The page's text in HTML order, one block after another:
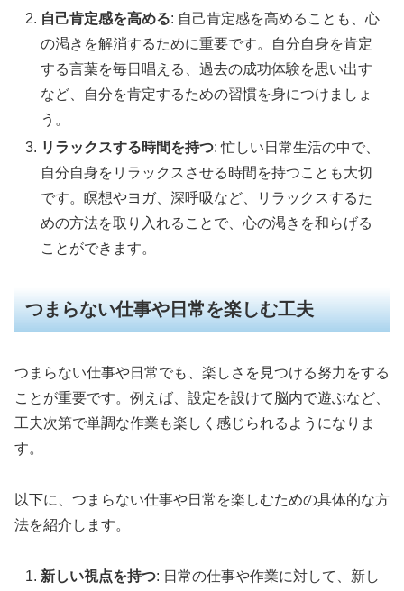
自己肯定感を高める: 自己肯定感を高めることも、心
の渇きを解消するために重要です。自分自身を肯定
する言葉を毎日唱える、過去の成功体験を思い出す
など、自分を肯定するための習慣を身につけましょ
う。
リラックスする時間を持つ: 忙しい日常生活の中で、
自分自身をリラックスさせる時間を持つことも大切
です。瞑想やヨガ、深呼吸など、リラックスするた
めの方法を取り入れることで、心の渇きを和らげる
ことができます。
つまらない仕事や日常を楽しむ工夫
つまらない仕事や日常でも、楽しさを見つける努力をする
ことが重要です。例えば、設定を設けて脳内で遊ぶなど、
工夫次第で単調な作業も楽しく感じられるようになりま
す。
以下に、つまらない仕事や日常を楽しむための具体的な方
法を紹介します。
新しい視点を持つ: 日常の仕事や作業に対して、新し